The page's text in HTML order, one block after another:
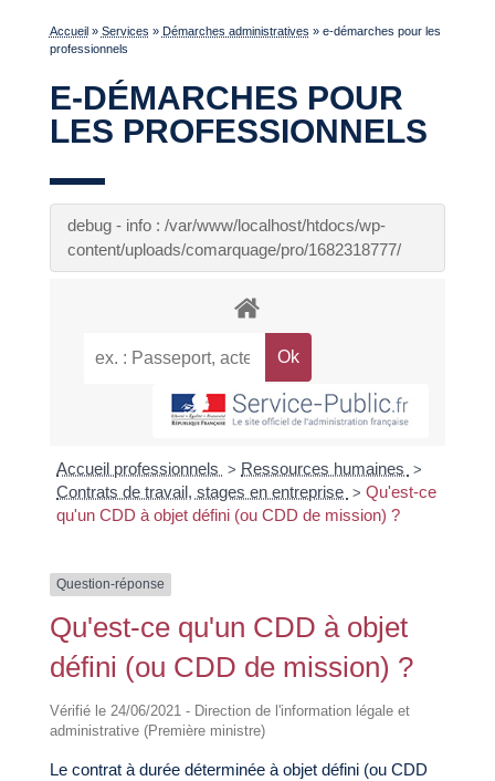
Accueil » Services » Démarches administratives » e-démarches pour les
professionnels
E-DÉMARCHES POUR
LES PROFESSIONNELS
debug - info : /var/www/localhost/htdocs/wp-
content/uploads/comarquage/pro/1682318777/
Accueil professionnels > Ressources humaines >
Contrats de travail, stages en entreprise > Qu'est-ce
qu'un CDD à objet défini (ou CDD de mission) ?
Question-réponse
Qu'est-ce qu'un CDD à objet
défini (ou CDD de mission) ?
Vérifié le 24/06/2021 - Direction de l'information légale et
administrative (Première ministre)
Le contrat à durée déterminée à objet défini (ou CDD